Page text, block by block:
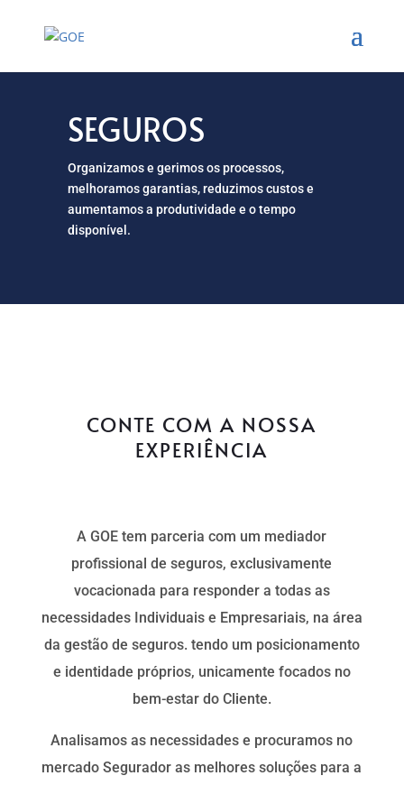
SEGUROS
Organizamos e gerimos os processos,
melhoramos garantias, reduzimos custos e
aumentamos a produtividade e o tempo
disponível.
CONTE COM A NOSSA
EXPERIÊNCIA
A GOE tem parceria com um mediador
profissional de seguros, exclusivamente
vocacionada para responder a todas as
necessidades Individuais e Empresariais, na área
da gestão de seguros. tendo um posicionamento
e identidade próprios, unicamente focados no
bem-estar do Cliente.
Analisamos as necessidades e procuramos no
mercado Segurador as melhores soluções para a